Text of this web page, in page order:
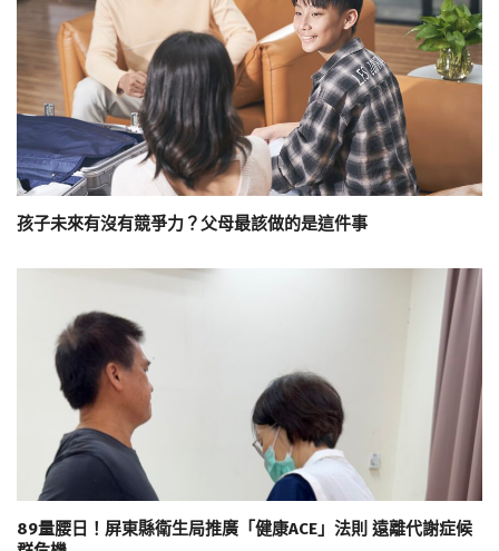
孩子未來有沒有競爭力？父母最該做的是這件事
89量腰日！屏東縣衛生局推廣「健康ACE」法則 遠離代謝症候